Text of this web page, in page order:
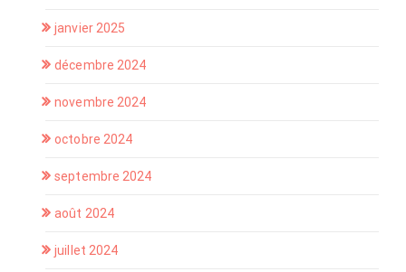
janvier 2025
décembre 2024
novembre 2024
octobre 2024
septembre 2024
août 2024
juillet 2024